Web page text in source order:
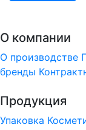
О компании
О производстве
бренды
Продукция
Упаковка